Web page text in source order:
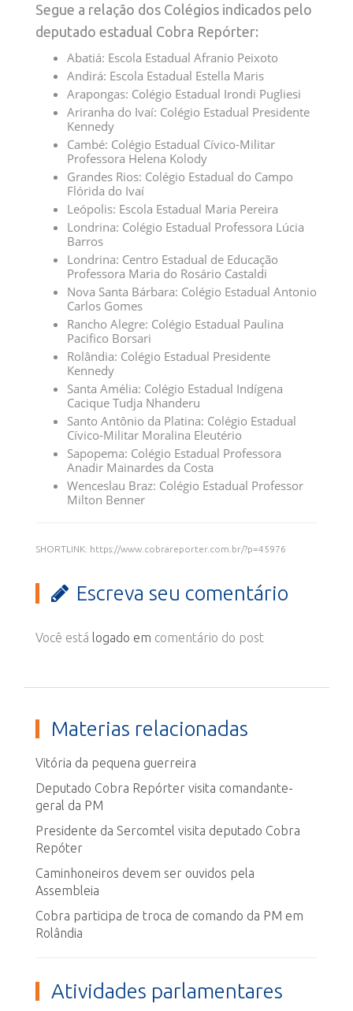
Segue a relação dos Colégios indicados pelo
deputado estadual Cobra Repórter:
Abatiá: Escola Estadual Afranio Peixoto
Andirá: Escola Estadual Estella Maris
Arapongas: Colégio Estadual Irondi Pugliesi
Ariranha do Ivaí: Colégio Estadual Presidente
Kennedy
Cambé: Colégio Estadual Cívico-Militar
Professora Helena Kolody
Grandes Rios: Colégio Estadual do Campo
Flórida do Ivaí
Leópolis: Escola Estadual Maria Pereira
Londrina: Colégio Estadual Professora Lúcia
Barros
Londrina: Centro Estadual de Educação
Professora Maria do Rosário Castaldi
Nova Santa Bárbara: Colégio Estadual Antonio
Carlos Gomes
Rancho Alegre: Colégio Estadual Paulina
Pacifico Borsari
Rolândia: Colégio Estadual Presidente
Kennedy
Santa Amélia: Colégio Estadual Indígena
Cacique Tudja Nhanderu
Santo Antônio da Platina: Colégio Estadual
Cívico-Militar Moralina Eleutério
Sapopema: Colégio Estadual Professora
Anadir Mainardes da Costa
Wenceslau Braz: Colégio Estadual Professor
Milton Benner
SHORTLINK: https://www.cobrareporter.com.br/?p=45976
Escreva seu comentário
Você está logado em comentário do post
Materias relacionadas
Vitória da pequena guerreira
Deputado Cobra Repórter visita comandante-
geral da PM
Presidente da Sercomtel visita deputado Cobra
Repóter
Caminhoneiros devem ser ouvidos pela
Assembleia
Cobra participa de troca de comando da PM em
Rolândia
Atividades parlamentares